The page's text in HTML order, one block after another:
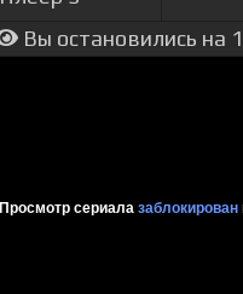
Вы остановились на